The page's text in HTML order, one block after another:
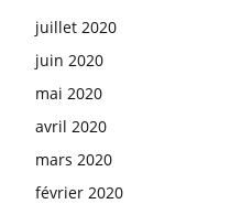
juillet 2020
juin 2020
mai 2020
avril 2020
mars 2020
février 2020